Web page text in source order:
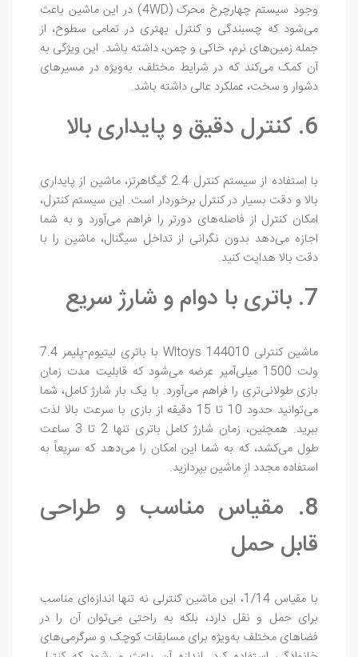
وجود سیستم چهارچرخ محرک (4WD) در این ماشین باعث
می‌شود که چسبندگی و کنترل بهتری در تمامی سطوح، از
جمله زمین‌های نرم، خاکی و چمن، داشته باشد. این ویژگی به
آن کمک می‌کند که در شرایط مختلف، به‌ویژه در مسیرهای
دشوار و سخت، عملکرد عالی داشته باشد.
6. کنترل دقیق و پایداری بالا
با استفاده از سیستم کنترل 2.4 گیگاهرتز، ماشین از پایداری
بالا و دقت بسیار در کنترل برخوردار است. این سیستم کنترل،
امکان کنترل از فاصله‌های دورتر را فراهم می‌آورد و به شما
اجازه می‌دهد بدون نگرانی از تداخل سیگنال، ماشین را با
دقت بالا هدایت کنید.
7. باتری با دوام و شارژ سریع
ماشین کنترلی Wltoys 144010 با باتری لیتیوم-پلیمر 7.4
ولت 1500 میلی‌آمپر عرضه می‌شود که قابلیت مدت زمان
بازی طولانی‌تری را فراهم می‌آورد. با یک بار شارژ کامل، شما
می‌توانید حدود 10 تا 15 دقیقه از بازی با سرعت بالا لذت
ببرید. همچنین، زمان شارژ کامل باتری تنها 2 تا 3 ساعت
طول می‌کشد، که به شما این امکان را می‌دهد که سریعاً به
استفاده مجدد از ماشین بپردازید.
8. مقیاس مناسب و طراحی
قابل حمل
با مقیاس 1/14، این ماشین کنترلی نه تنها اندازه‌ای مناسب
برای حمل و نقل دارد، بلکه به راحتی می‌توان آن را در
فضاهای مختلف به‌ویژه برای مسابقات کوچک و سرگرمی‌های